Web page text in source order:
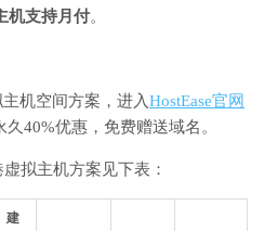
机支持月付。
机空间方案，进入HostEase官网
久40%优惠，免费赠送域名。
虚拟主机方案见下表：
建